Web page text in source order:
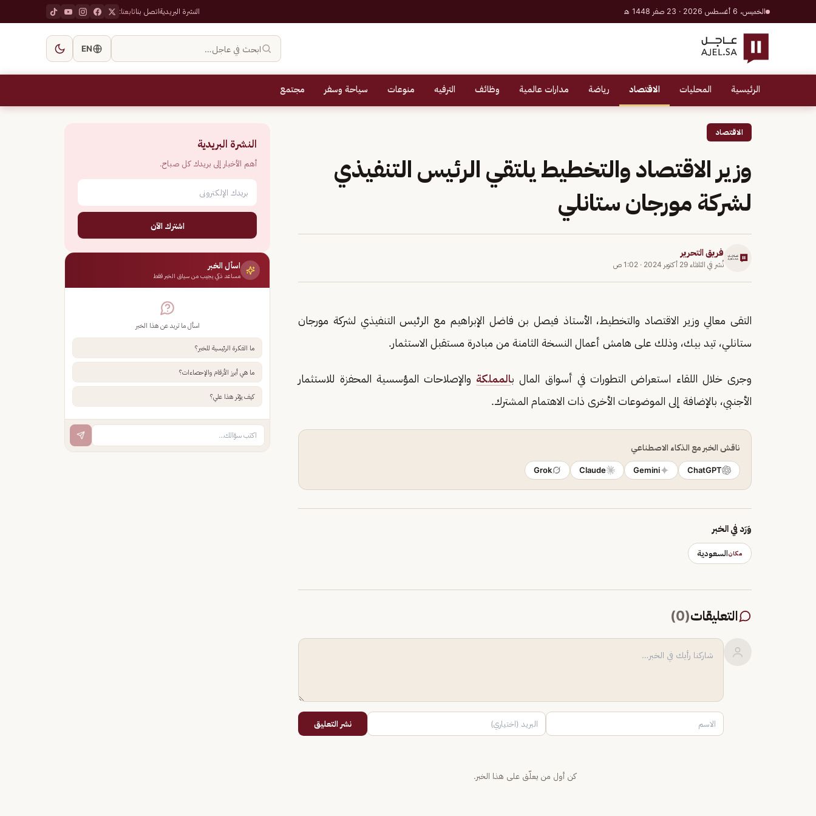
الخميس، 6 أغسطس 2026 · 23 صفر 1448 هـ النشرة البريديةاتصل بناتابعنا:
ابحث في عاجل… EN
الرئيسية المحليات الاقتصاد رياضة مدارات عالمية وظائف الترفيه منوعات سياحة وسفر مجتمع
الاقتصاد
وزير الاقتصاد والتخطيط يلتقي الرئيس التنفيذي
لشركة مورجان ستانلي
فريق التحرير
نُشر في الثلاثاء 29 أكتوبر 2024 · 1:02 ص
التقى معالي وزير الاقتصاد والتخطيط، الأستاذ فيصل بن فاضل الإبراهيم مع الرئيس التنفيذي لشركة مورجان
ستانلي، تيد بيك، وذلك على هامش أعمال النسخة الثامنة من مبادرة مستقبل الاستثمار.
وجرى خلال اللقاء استعراض التطورات في أسواق المال بالمملكة والإصلاحات المؤسسية المحفزة للاستثمار
الأجنبي، بالإضافة إلى الموضوعات الأخرى ذات الاهتمام المشترك.
ناقش الخبر مع الذكاء الاصطناعي
ChatGPT
Gemini
Claude
Grok
وَرَد في الخبر
مكانالسعودية
التعليقات(
0
)
نشر التعليق
كن أول من يعلّق على هذا الخبر.
النشرة البريدية
أهم الأخبار إلى بريدك كل صباح.
اشترك الآن
اسأل الخبر
مساعد ذكي يجيب من سياق الخبر فقط
اسأل ما تريد عن هذا الخبر
ما الفكرة الرئيسية للخبر؟
ما هي أبرز الأرقام والإحصاءات؟
كيف يؤثر هذا علي؟